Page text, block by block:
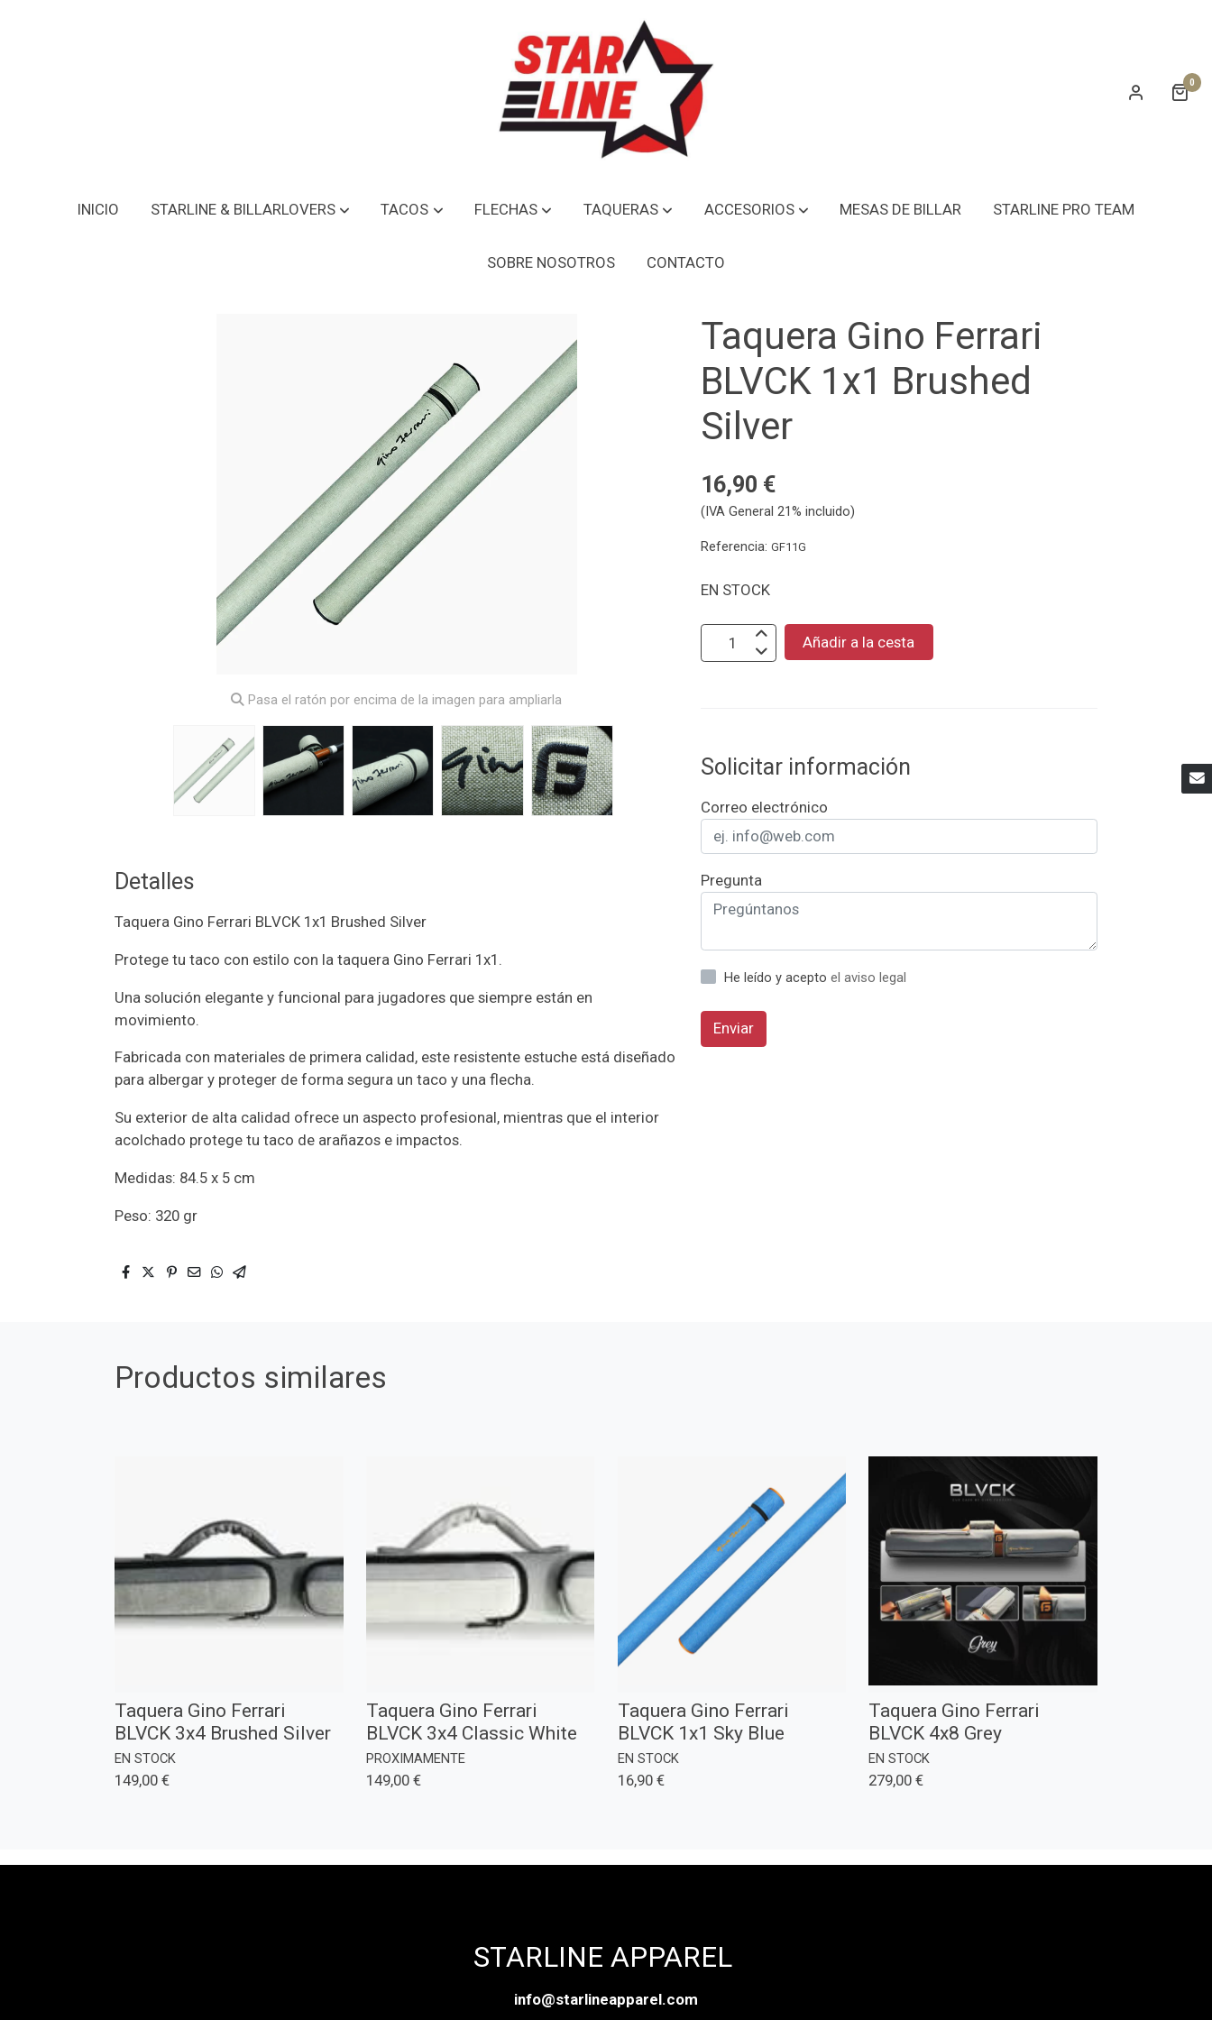
0
INICIO STARLINE & BILLARLOVERS TACOS FLECHAS TAQUERAS ACCESORIOS MESAS DE BILLAR STARLINE PRO TEAM
SOBRE NOSOTROS CONTACTO
Pasa el ratón por encima de la imagen para ampliarla
Detalles
Taquera Gino Ferrari BLVCK 1x1 Brushed Silver
Protege tu taco con estilo con la taquera Gino Ferrari 1x1.
Una solución elegante y funcional para jugadores que siempre están en
movimiento.
Fabricada con materiales de primera calidad, este resistente estuche está diseñado
para albergar y proteger de forma segura un taco y una flecha.
Su exterior de alta calidad ofrece un aspecto profesional, mientras que el interior
acolchado protege tu taco de arañazos e impactos.
Medidas: 84.5 x 5 cm
Peso: 320 gr
Taquera Gino Ferrari
BLVCK 1x1 Brushed
Silver
16,90 €
(IVA General 21% incluido)
Referencia:GF11G
EN STOCK
Añadir a la cesta
Solicitar información
Correo electrónico
Pregunta
He leído y acepto el aviso legal
Enviar
Productos similares
Taquera Gino Ferrari
BLVCK 3x4 Brushed Silver
EN STOCK
149,00 €
Taquera Gino Ferrari
BLVCK 3x4 Classic White
PROXIMAMENTE
149,00 €
Taquera Gino Ferrari
BLVCK 1x1 Sky Blue
EN STOCK
16,90 €
Taquera Gino Ferrari
BLVCK 4x8 Grey
EN STOCK
279,00 €
STARLINE APPAREL
info@starlineapparel.com